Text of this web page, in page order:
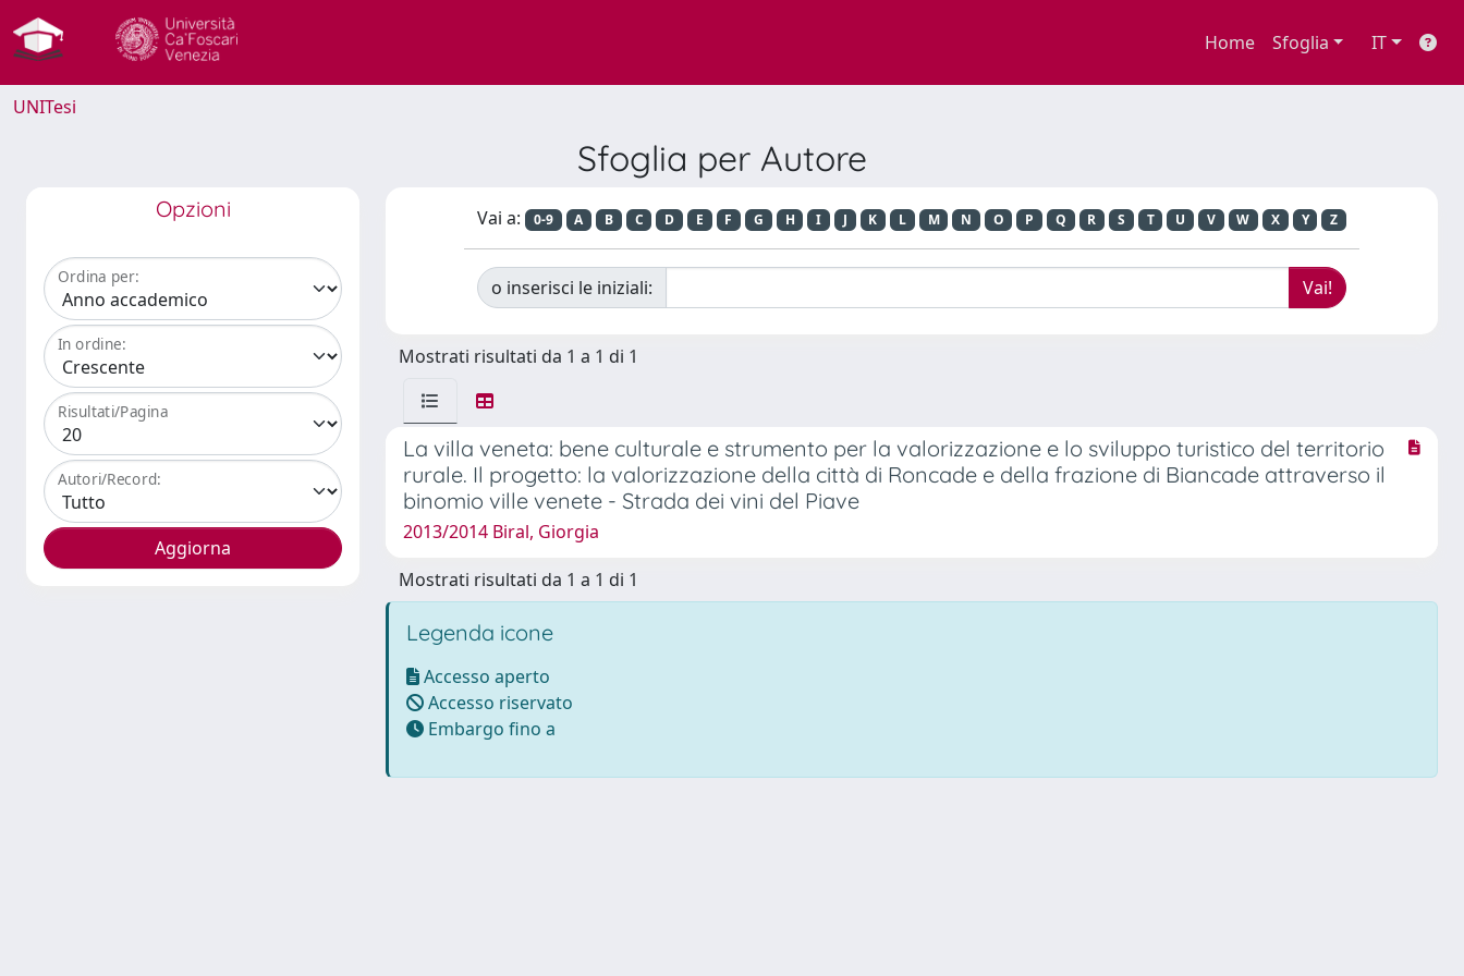
Home Sfoglia IT
UNITesi
Sfoglia per Autore
Opzioni
Ordina per:
In ordine:
Risultati/Pagina
Autori/Record:
Vai a: 0-9 A B C D E F G H I J K L M N O P Q R S T U V W X Y Z
o inserisci le iniziali:
Mostrati risultati da 1 a 1 di 1
La villa veneta: bene culturale e strumento per la valorizzazione e lo sviluppo turistico del territorio
rurale. Il progetto: la valorizzazione della città di Roncade e della frazione di Biancade attraverso il
binomio ville venete - Strada dei vini del Piave
2013/2014 Biral, Giorgia
Mostrati risultati da 1 a 1 di 1
Legenda icone
Accesso aperto
Accesso riservato
Embargo fino a